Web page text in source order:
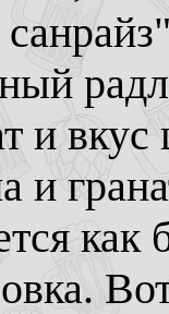
и вкус
и
как